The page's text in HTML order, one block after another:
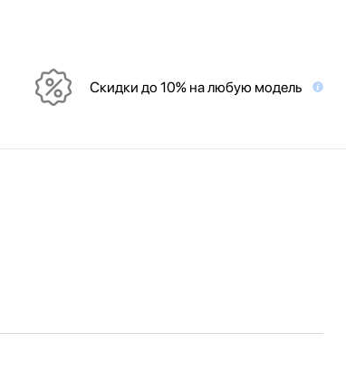
Скидки до 10% на любую модель